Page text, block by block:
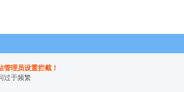
理员设置拦截！
过于频繁